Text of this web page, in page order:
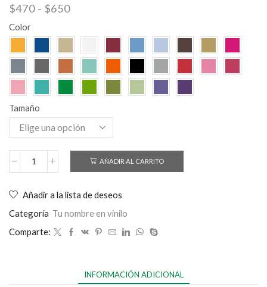
$470 - $650
Color
Tamaño
AÑADIR AL CARRITO
Añadir a la lista de deseos
Categoría Tu nombre en vinilo
Comparte:
INFORMACIÓN ADICIONAL